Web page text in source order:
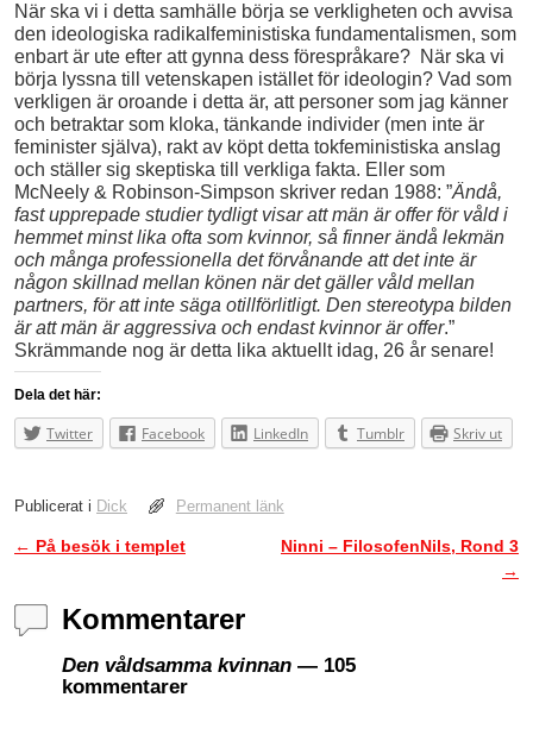
När ska vi i detta samhälle börja se verkligheten och avvisa
den ideologiska radikalfeministiska fundamentalismen, som
enbart är ute efter att gynna dess förespråkare? När ska vi
börja lyssna till vetenskapen istället för ideologin? Vad som
verkligen är oroande i detta är, att personer som jag känner
och betraktar som kloka, tänkande individer (men inte är
feminister själva), rakt av köpt detta tokfeministiska anslag
och ställer sig skeptiska till verkliga fakta. Eller som
McNeely & Robinson-Simpson skriver redan 1988: ”Ändå,
fast upprepade studier tydligt visar att män är offer för våld i
hemmet minst lika ofta som kvinnor, så finner ändå lekmän
och många professionella det förvånande att det inte är
någon skillnad mellan könen när det gäller våld mellan
partners, för att inte säga otillförlitligt. Den stereotypa bilden
är att män är aggressiva och endast kvinnor är offer.”
Skrämmande nog är detta lika aktuellt idag, 26 år senare!
Dela det här:
Twitter Facebook LinkedIn Tumblr Skriv ut
Publicerat i Dick Permanent länk
Inläggsnavigering
← På besök i templet
Ninni – FilosofenNils, Rond 3
→
Kommentarer
Den våldsamma kvinnan — 105
kommentarer